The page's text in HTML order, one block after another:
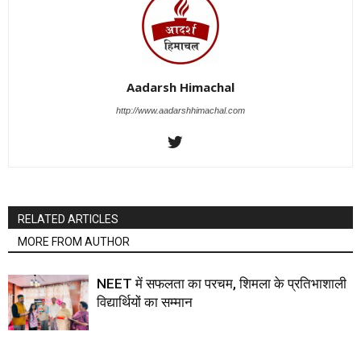
Aadarsh Himachal
http://www.aadarshhimachal.com
RELATED ARTICLES
MORE FROM AUTHOR
NEET में सफलता का परचम, शिमला के प्रतिभाशाली
विद्यार्थियों का सम्मान